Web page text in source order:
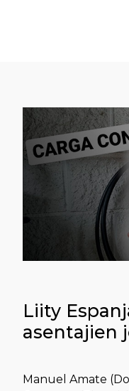
Liity
asentajien
Manuel Amate